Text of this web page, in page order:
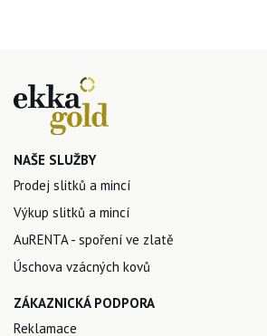
NAŠE SLUŽBY
Prodej slitků a mincí
Výkup slitků a mincí
AuRENTA - spoření ve zlatě
Úschova vzácných kovů
ZÁKAZNICKÁ PODPORA
Reklamace